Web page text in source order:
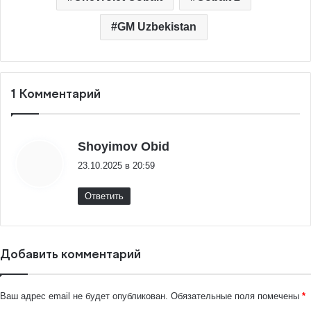
GM Uzbekistan
1 Комментарий
Shoyimov Obid
23.10.2025 в 20:59
Ответить
Добавить комментарий
Ваш адрес email не будет опубликован. Обязательные поля помечены *